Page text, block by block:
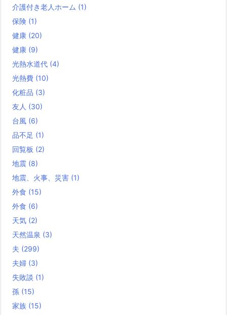
介護付き老人ホーム (1)
保険 (1)
健康 (20)
健康 (9)
光熱水道代 (4)
光熱費 (10)
化粧品 (3)
友人 (30)
台風 (6)
品不足 (1)
回覧板 (2)
地震 (8)
地震、火事、災害 (1)
外食 (15)
外食 (6)
天気 (2)
天然温泉 (3)
夫 (299)
夫婦 (3)
失敗談 (1)
孫 (15)
家族 (15)